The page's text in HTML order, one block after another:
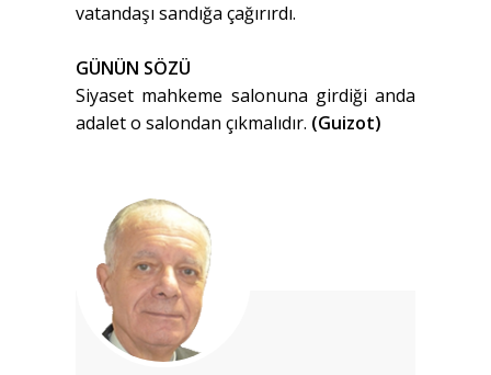
vatandaşı sandığa çağırırdı.
GÜNÜN SÖZÜ
Siyaset mahkeme salonuna girdiği anda
adalet o salondan çıkmalıdır. (Guizot)